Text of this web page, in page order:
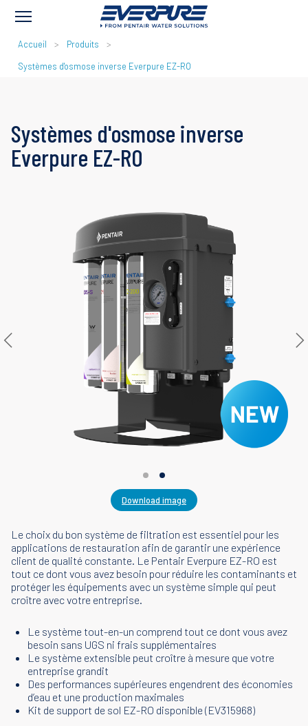
FIL
D'ARIANE
Accueil
Produits
Systèmes d'osmose inverse Everpure EZ-RO
Systèmes d'osmose inverse
Everpure EZ-RO
Download image
Le choix du bon système de filtration est essentiel pour les
applications de restauration afin de garantir une expérience
client de qualité constante. Le Pentair Everpure EZ-RO est
tout ce dont vous avez besoin pour réduire les contaminants et
protéger les équipements avec un système simple qui peut
croître avec votre entreprise.
Le système tout-en-un comprend tout ce dont vous avez
besoin sans UGS ni frais supplémentaires
Le système extensible peut croître à mesure que votre
entreprise grandit
Des performances supérieures engendrent des économies
d’eau et une production maximales
Kit de support de sol EZ-RO disponible (EV315968)